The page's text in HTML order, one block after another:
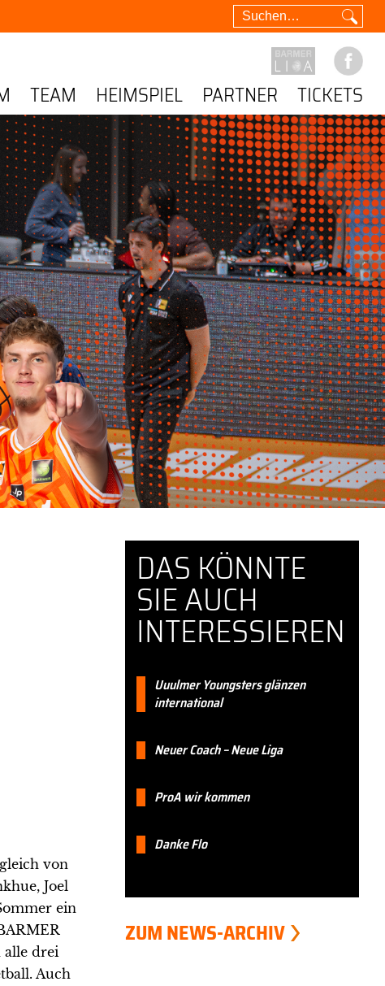
TEAM HEIMSPIEL PARTNER TICKETS
von
Joel
ein
alle drei
Auch
DAS KÖNNTE
SIE AUCH
INTERESSIEREN
Uuulmer Youngsters glänzen
international
Neuer Coach – Neue Liga
ProA wir kommen
Danke Flo
ZUM NEWS-ARCHIV